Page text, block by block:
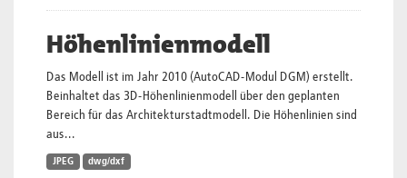
Höhenlinienmodell
Das Modell ist im Jahr 2010 (AutoCAD-Modul DGM) erstellt.
Beinhaltet das 3D-Höhenlinienmodell über den geplanten
Bereich für das Architekturstadtmodell. Die Höhenlinien sind
aus...
JPEG dwg/dxf